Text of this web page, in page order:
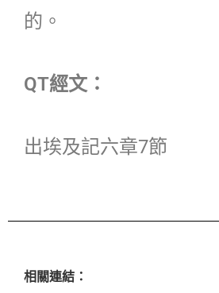
的。
QT經文：
出埃及記六章7節
相關連結：